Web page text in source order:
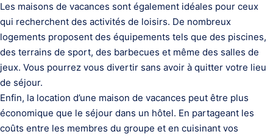
Les maisons de vacances sont également idéales pour ceux
qui recherchent des activités de loisirs. De nombreux
logements proposent des équipements tels que des piscines,
des terrains de sport, des barbecues et même des salles de
jeux. Vous pourrez vous divertir sans avoir à quitter votre lieu
de séjour.
Enfin, la location d’une maison de vacances peut être plus
économique que le séjour dans un hôtel. En partageant les
coûts entre les membres du groupe et en cuisinant vos